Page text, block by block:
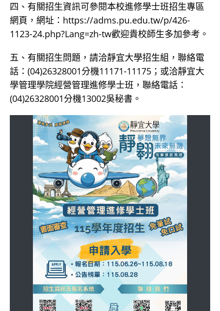
四、有關招生資訊可參閱本校進修學士班招生專區
網頁，網址：https://adms.pu.edu.tw/p/426-
1123-24.php?Lang=zh-tw歡迎貴校師生多加參考。
五、有關招生問題，請洽靜宜大學招生組，聯絡電
話：(04)26328001分機11171-11175；或洽靜宜大
學管理學院經營管理進修學士班，聯絡電話：
(04)26328001分機13002吳秘書。